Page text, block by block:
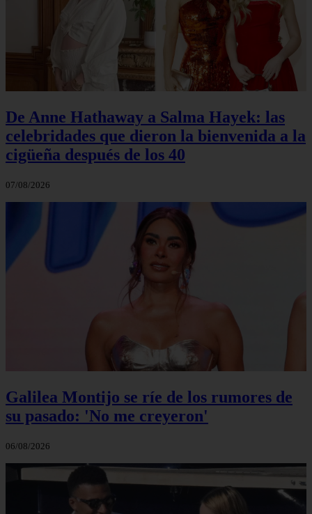
De Anne Hathaway a Salma Hayek: las
celebridades que dieron la bienvenida a la
cigüeña después de los 40
07/08/2026
Galilea Montijo se ríe de los rumores de
su pasado: 'No me creyeron'
06/08/2026